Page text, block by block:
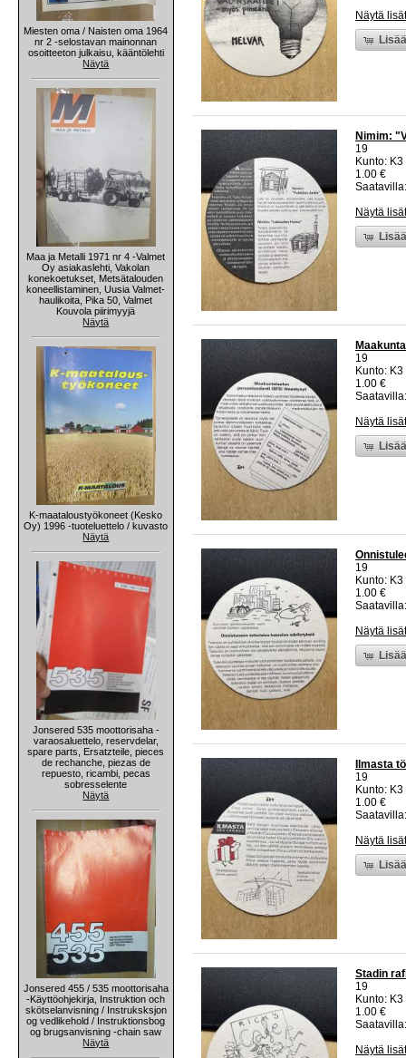
Miesten oma / Naisten oma 1964
nr 2 -selostavan mainonnan
osoitteeton julkaisu, kääntölehti
Näytä
Maa ja Metalli 1971 nr 4 -Valmet
Oy asiakaslehti, Vakolan
konekoetukset, Metsätalouden
koneellistaminen, Uusia Valmet-
haulikoita, Pika 50, Valmet
Kouvola piirimyyjä
Näytä
K-maataloustyökoneet (Kesko
Oy) 1996 -tuoteluettelo / kuvasto
Näytä
Jonsered 535 moottorisaha -
varaosaluettelo, reservdelar,
spare parts, Ersatzteile, pieces
de rechanche, piezas de
repuesto, ricambi, pecas
sobresselente
Näytä
Jonsered 455 / 535 moottorisaha
-Käyttöohjekirja, Instruktion och
skötselanvisning / Instruksksjon
og vedlikehold / Instruktionsbog
og brugsanvisning -chain saw
Näytä
Näytä
Nimim:
19
Kunto:
1.00 €
Näytä
19
Kunto:
1.00 €
Näytä
19
Kunto:
1.00 €
Näytä
Ilmasta
19
Kunto:
1.00 €
Näytä
Stadin
19
Kunto:
1.00 €
Näytä